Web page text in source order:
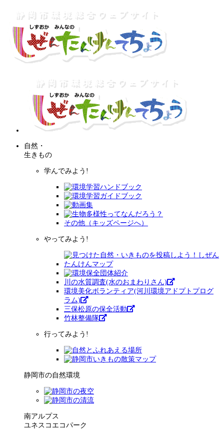
自然・
生きもの
学んでみよう!
その他（キッズページへ）
やってみよう!
川の水質調査(水のおまわりさん)
環境美化ボランティア(河川環境アドプトプログ
ラム)
三保松原の保全活動
竹林整備隊
行ってみよう!
静岡市の自然環境
南アルプス
ユネスコエコパーク